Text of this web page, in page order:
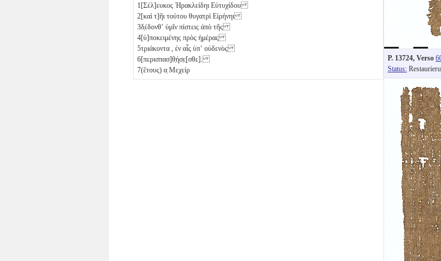
1 [Σέλ]ευκος Ἡρακλείδηι Εὐτυχίδου
2[καὶ τ]ῆι τούτου θυγατρὶ Εἰρήνηι
3δ̣έδονθʼ ὑμῖν πίστεις ἀπὸ τῆς
4[ὑ]ποκειμένης πρὸς ἡμέρας
5τριάκοντα
, ἐν αἷς ὑπʼ οὐδενὸς
6[περισπασ]θ̣ή̣σ̣ε̣[σθε].
7(ἔτους) α̣ Μεχείρ
P. 13724, Verso
Status: